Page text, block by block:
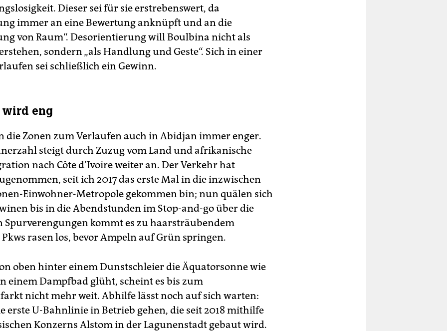
Dieser sei für sie erstrebenswert, da
immer an eine Bewertung anknüpft und an die
von Raum“. Desorientierung will Boulbina nicht als
sondern „als Handlung und Geste“. Sich in einer
sei schließlich ein Gewinn.
wird eng
die Zonen zum Verlaufen auch in Abidjan immer enger.
steigt durch Zuzug vom Land und afrikanische
nach Côte d’Ivoire weiter an. Der Verkehr hat
seit ich 2017 das erste Mal in die inzwischen
Einwohner-Metropole gekommen bin; nun quälen sich
bis in die Abendstunden im Stop-and-go über die
Spurverengungen kommt es zu haarsträubendem
rasen los, bevor Ampeln auf Grün springen.
oben hinter einem Dunstschleier die Äquatorsonne wie
einem Dampfbad glüht, scheint es bis zum
nicht mehr weit. Abhilfe lässt noch auf sich warten:
erste U-Bahnlinie in Betrieb gehen, die seit 2018 mithilfe
Konzerns Alstom in der Lagunenstadt gebaut wird.